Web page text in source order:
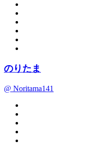
のりたま
@ Noritama141